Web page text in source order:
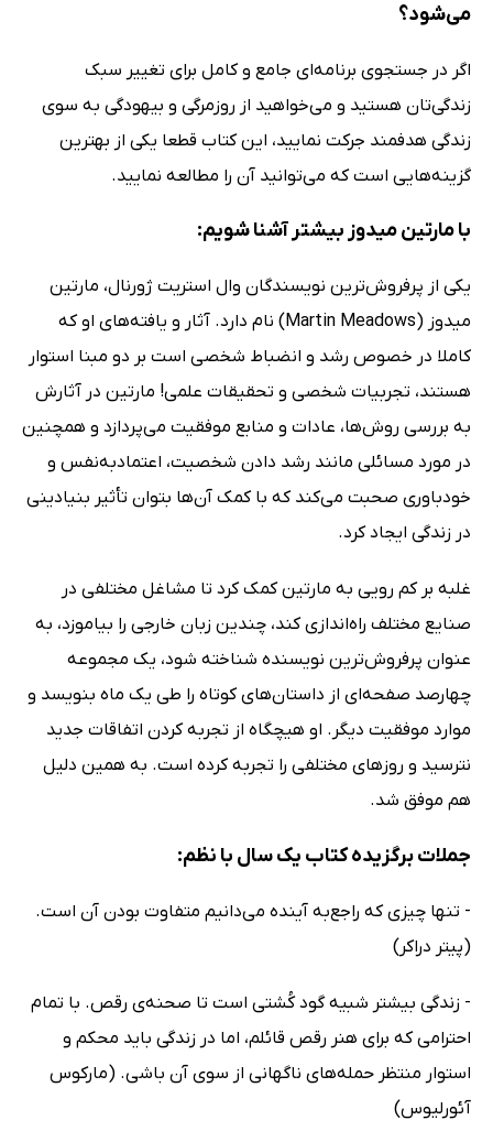
می‌شود؟
اگر در جستجوی برنامه‌ای جامع و کامل برای تغییر سبک
زندگی‌تان هستید و می‌خواهید از روزمرگی و بیهودگی به سوی
زندگی هدفمند جرکت نمایید، این کتاب قطعا یکی از بهترین
گزینه‌هایی است که می‌توانید آن را مطالعه نمایید.
با مارتین میدوز بیشتر آشنا شویم:
یکی از پرفروش‌ترین نویسندگان وال استریت ژورنال، مارتین
میدوز (Martin Meadows) نام دارد. آثار و یافته‌های او که
کاملا در خصوص رشد و انضباط شخصی است بر دو مبنا استوار
هستند، تجربیات شخصی و تحقیقات علمی! مارتین در آثارش
به بررسی روش‌ها، عادات و منابع موفقیت می‌پردازد و همچنین
در مورد مسائلی مانند رشد دادن شخصیت، اعتمادبه‌نفس و
خودباوری صحبت می‌کند که با کمک آن‌ها بتوان تأثیر بنیادینی
در زندگی ایجاد کرد.
غلبه بر کم رویی به مارتین کمک کرد تا مشاغل مختلفی در
صنایع مختلف راه‌اندازی کند، چندین زبان خارجی را بیاموزد، به‌
عنوان پرفروش‌ترین نویسنده شناخته شود، یک مجموعه
چهارصد صفحه‌ای از داستان‌های کوتاه را طی یک ماه بنویسد و
موارد موفقیت دیگر. او هیچگاه از تجربه کردن اتفاقات جدید
نترسید و روزهای مختلفی را تجربه کرده است. به همین دلیل
هم موفق شد.
جملات برگزیده کتاب یک سال با نظم:
- تنها چیزی که راجع‌به آینده می‌دانیم متفاوت بودن آن است.
(پیتر دراکر)
- زندگی بیشتر شبیه گود کُشتی است تا صحنه‌ی رقص. با تمام
احترامی که برای هنر رقص قائلم، اما در زندگی باید محکم و
استوار منتظر حمله‌های ناگهانی از سوی آن باشی. (مارکوس
آئورلیوس)